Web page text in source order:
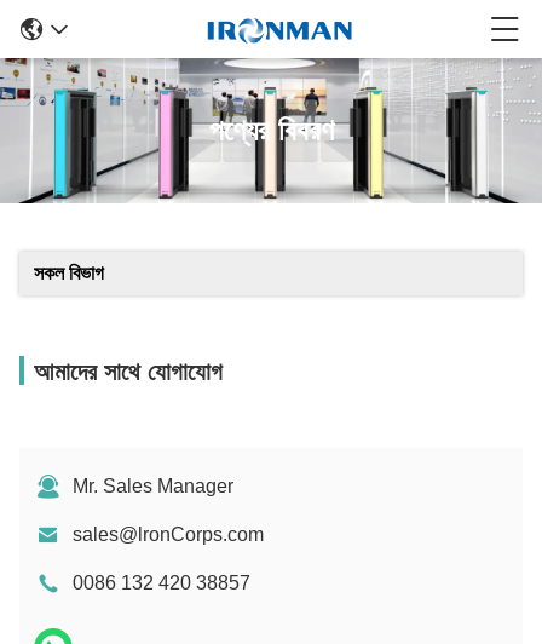
পণ্যের বিবরণ
সকল বিভাগ
আমাদের সাথে যোগাযোগ
Mr. Sales Manager
sales@lronCorps.com
0086 132 420 38857